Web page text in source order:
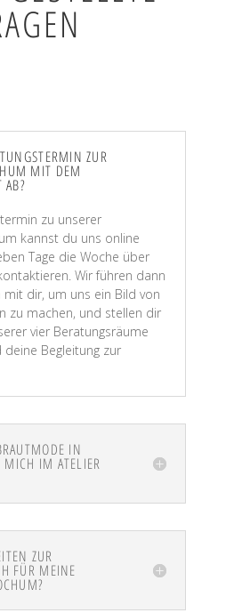
ZUR
MIT DEM
AB?
zu unserer
kannst du uns online
Tage die Woche über
Wir führen dann
dir, um uns ein Bild von
zu machen, und stellen dir
vier Beratungsräume
Begleitung zur
IN
MICH IM ATELIER
ZUR
FÜR MEINE